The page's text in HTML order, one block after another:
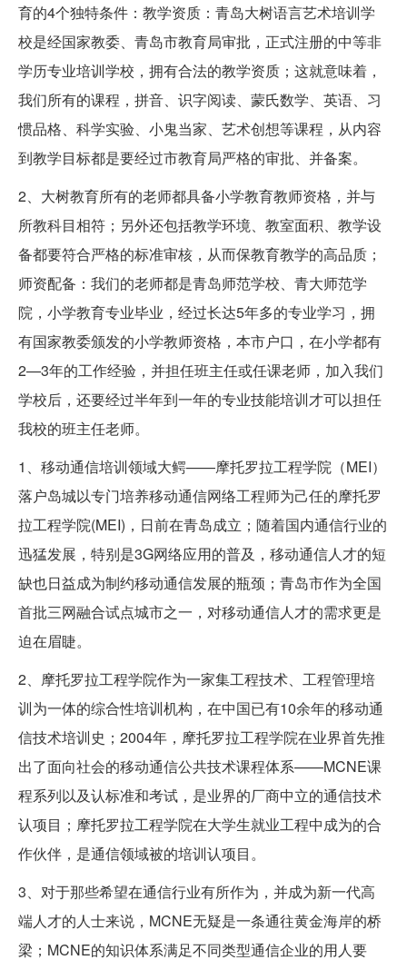
育的4个独特条件：教学资质：青岛大树语言艺术培训学
校是经国家教委、青岛市教育局审批，正式注册的中等非
学历专业培训学校，拥有合法的教学资质；这就意味着，
我们所有的课程，拼音、识字阅读、蒙氏数学、英语、习
惯品格、科学实验、小鬼当家、艺术创想等课程，从内容
到教学目标都是要经过市教育局严格的审批、并备案。
2、大树教育所有的老师都具备小学教育教师资格，并与
所教科目相符；另外还包括教学环境、教室面积、教学设
备都要符合严格的标准审核，从而保教育教学的高品质；
师资配备：我们的老师都是青岛师范学校、青大师范学
院，小学教育专业毕业，经过长达5年多的专业学习，拥
有国家教委颁发的小学教师资格，本市户口，在小学都有
2—3年的工作经验，并担任班主任或任课老师，加入我们
学校后，还要经过半年到一年的专业技能培训才可以担任
我校的班主任老师。
1、移动通信培训领域大鳄——摩托罗拉工程学院（MEI）
落户岛城以专门培养移动通信网络工程师为己任的摩托罗
拉工程学院(MEI)，日前在青岛成立；随着国内通信行业的
迅猛发展，特别是3G网络应用的普及，移动通信人才的短
缺也日益成为制约移动通信发展的瓶颈；青岛市作为全国
首批三网融合试点城市之一，对移动通信人才的需求更是
迫在眉睫。
2、摩托罗拉工程学院作为一家集工程技术、工程管理培
训为一体的综合性培训机构，在中国已有10余年的移动通
信技术培训史；2004年，摩托罗拉工程学院在业界首先推
出了面向社会的移动通信公共技术课程体系——MCNE课
程系列以及认标准和考试，是业界的厂商中立的通信技术
认项目；摩托罗拉工程学院在大学生就业工程中成为的合
作伙伴，是通信领域被的培训认项目。
3、对于那些希望在通信行业有所作为，并成为新一代高
端人才的人士来说，MCNE无疑是一条通往黄金海岸的桥
梁；MCNE的知识体系满足不同类型通信企业的用人要